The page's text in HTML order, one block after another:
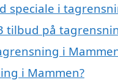
speciale i
tilbud på
i
i Mammen?